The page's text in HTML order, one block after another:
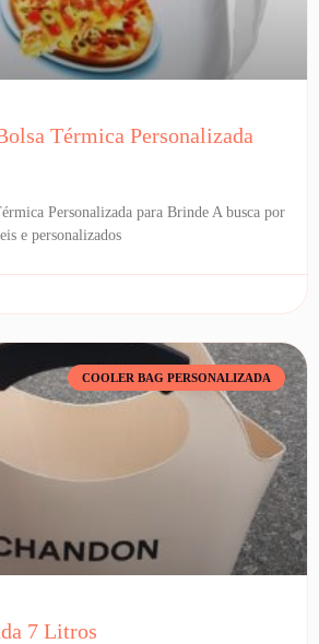
Térmica Personalizada
Personalizada para Brinde A busca por
e personalizados
COOLER BAG PERSONALIZADA
7 Litros